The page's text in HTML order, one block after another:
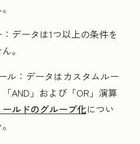
データは1つ以上の条件を
。
ル： データはカスタムルー
AND」 および「OR」 演算
ールドのグループ化につい